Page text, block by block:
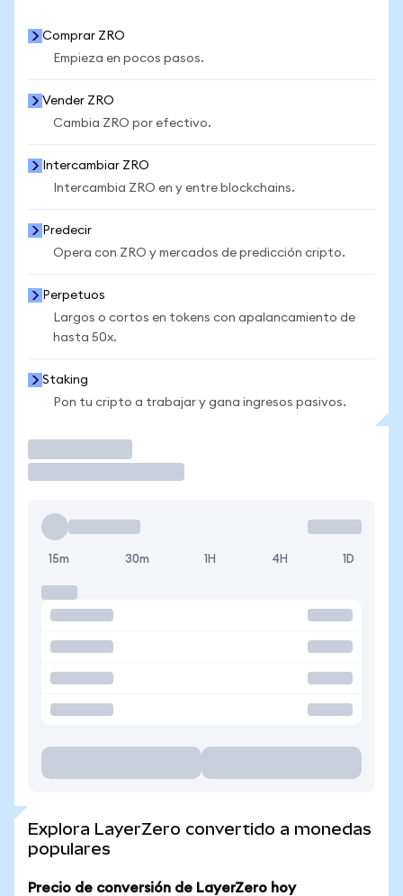
Comprar ZRO
Empieza en pocos pasos.
Vender ZRO
Cambia ZRO por efectivo.
Intercambiar ZRO
Intercambia ZRO en y entre blockchains.
Predecir
Opera con ZRO y mercados de predicción cripto.
Perpetuos
Largos o cortos en tokens con apalancamiento de
hasta 50x.
Staking
Pon tu cripto a trabajar y gana ingresos pasivos.
15m 30m 1H 4H 1D
Explora LayerZero convertido a monedas
populares
Precio de conversión de LayerZero hoy